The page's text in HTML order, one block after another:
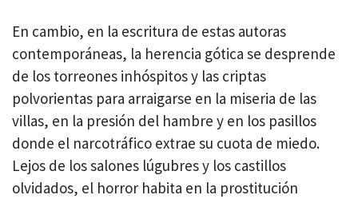
En cambio, en la escritura de estas autoras
contemporáneas, la herencia gótica se desprende
de los torreones inhóspitos y las criptas
polvorientas para arraigarse en la miseria de las
villas, en la presión del hambre y en los pasillos
donde el narcotráfico extrae su cuota de miedo.
Lejos de los salones lúgubres y los castillos
olvidados, el horror habita en la prostitución